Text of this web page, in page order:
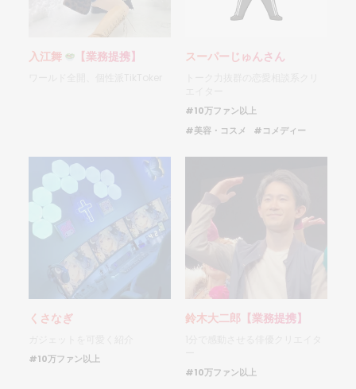
入江舞 【業務提携】 スーパーじゅんさん
#10万ファン以上
#美容・コスメ
#コメディー
くさなぎ
#10万ファン以上
鈴木大二郎【業務提携】
#10万ファン以上